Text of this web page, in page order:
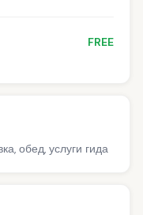
FREE
обед, услуги гида